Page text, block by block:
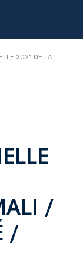
2021 DE LA
/
/